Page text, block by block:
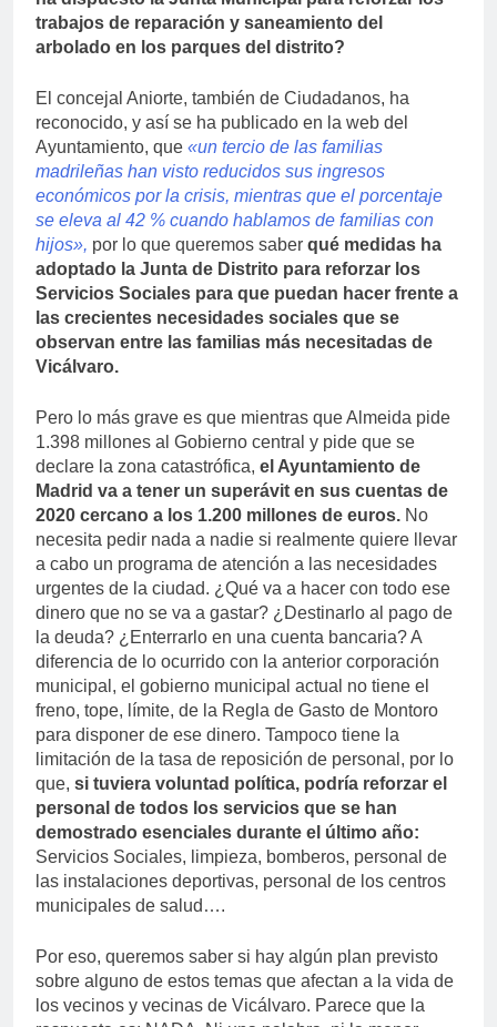
trabajos de reparación y saneamiento del
arbolado en los parques del distrito?
El concejal Aniorte, también de Ciudadanos, ha
reconocido, y así se ha publicado en la web del
Ayuntamiento, que «un tercio de las familias
madrileñas han visto reducidos sus ingresos
económicos por la crisis, mientras que el porcentaje
se eleva al 42 % cuando hablamos de familias con
hijos», por lo que queremos saber qué medidas ha
adoptado la Junta de Distrito para reforzar los
Servicios Sociales para que puedan hacer frente a
las crecientes necesidades sociales que se
observan entre las familias más necesitadas de
Vicálvaro.
Pero lo más grave es que mientras que Almeida pide
1.398 millones al Gobierno central y pide que se
declare la zona catastrófica, el Ayuntamiento de
Madrid va a tener un superávit en sus cuentas de
2020 cercano a los 1.200 millones de euros. No
necesita pedir nada a nadie si realmente quiere llevar
a cabo un programa de atención a las necesidades
urgentes de la ciudad. ¿Qué va a hacer con todo ese
dinero que no se va a gastar? ¿Destinarlo al pago de
la deuda? ¿Enterrarlo en una cuenta bancaria? A
diferencia de lo ocurrido con la anterior corporación
municipal, el gobierno municipal actual no tiene el
freno, tope, límite, de la Regla de Gasto de Montoro
para disponer de ese dinero. Tampoco tiene la
limitación de la tasa de reposición de personal, por lo
que, si tuviera voluntad política, podría reforzar el
personal de todos los servicios que se han
demostrado esenciales durante el último año:
Servicios Sociales, limpieza, bomberos, personal de
las instalaciones deportivas, personal de los centros
municipales de salud….
Por eso, queremos saber si hay algún plan previsto
sobre alguno de estos temas que afectan a la vida de
los vecinos y vecinas de Vicálvaro. Parece que la